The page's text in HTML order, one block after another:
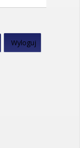
Wyloguj